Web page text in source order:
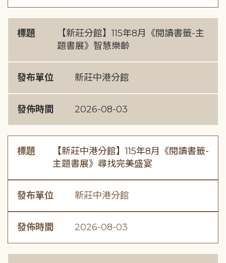
標題
【新莊分館】115年8月《閱讀書籤-主
題書展》智慧樂齡
發布單位 新莊中港分館
發佈時間 2026-08-03
標題
【新莊中港分館】115年8月《閱讀書籤-
主題書展》尋找完美盛宴
發布單位 新莊中港分館
發佈時間 2026-08-03